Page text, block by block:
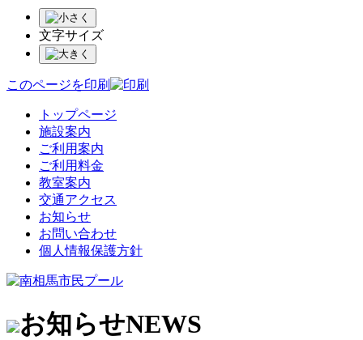
文字サイズ
このページを印刷
トップページ
施設案内
ご利用案内
ご利用料金
教室案内
交通アクセス
お知らせ
お問い合わせ
個人情報保護方針
お知らせNEWS